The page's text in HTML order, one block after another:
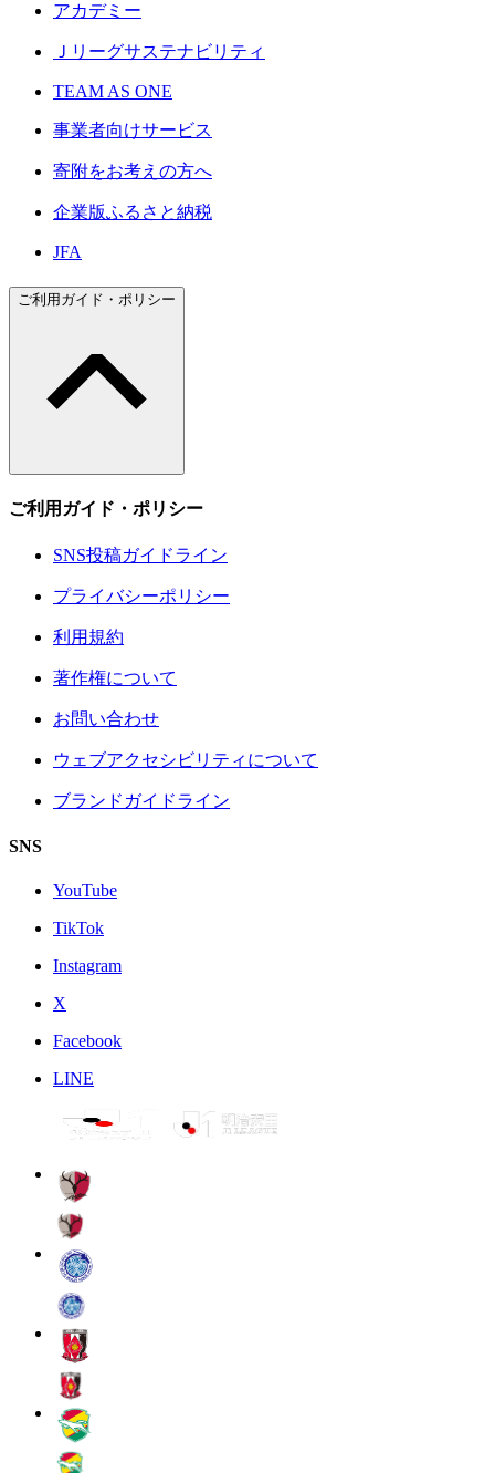
アカデミー
Ｊリーグサステナビリティ
TEAM AS ONE
事業者向けサービス
寄附をお考えの方へ
企業版ふるさと納税
JFA
ご利用ガイド・ポリシー
ご利用ガイド・ポリシー
SNS投稿ガイドライン
プライバシーポリシー
利用規約
著作権について
お問い合わせ
ウェブアクセシビリティについて
ブランドガイドライン
SNS
YouTube
TikTok
Instagram
X
Facebook
LINE